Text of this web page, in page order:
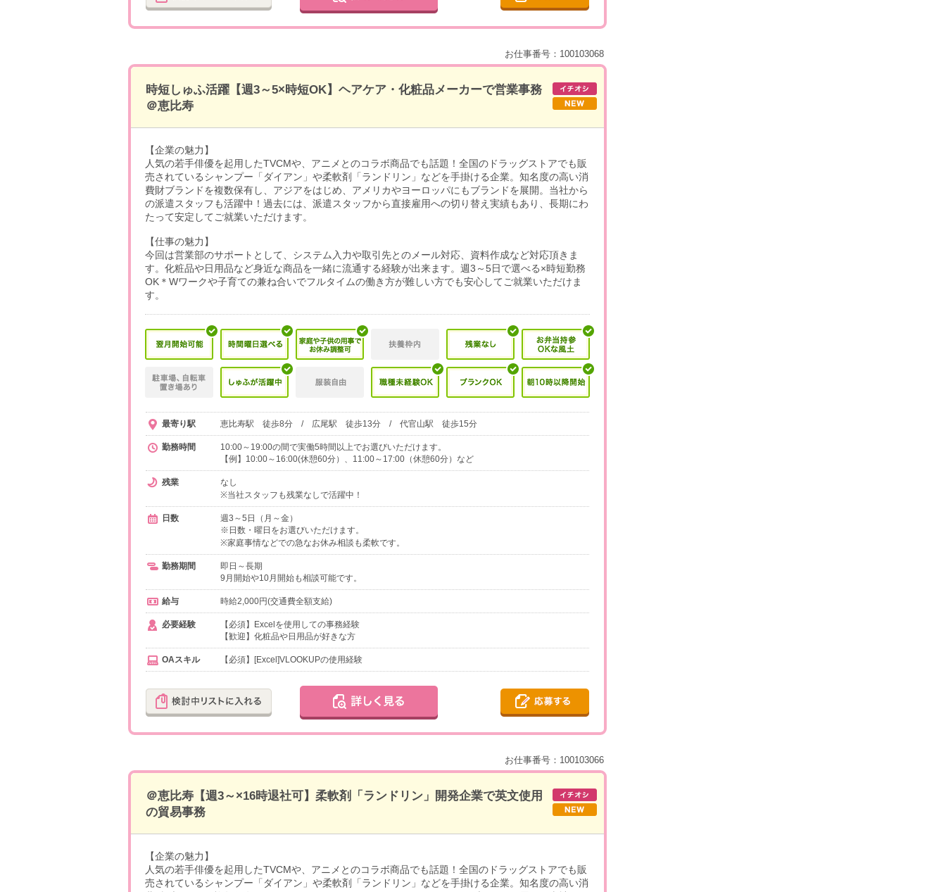
お仕事番号：100103068
時短しゅふ活躍【週3～5×時短OK】ヘアケア・化粧品メーカーで営業事務
＠恵比寿
【企業の魅力】
人気の若手俳優を起用したTVCMや、アニメとのコラボ商品でも話題！全国のドラッグストアでも販
売されているシャンプー「ダイアン」や柔軟剤「ランドリン」などを手掛ける企業。知名度の高い消
費財ブランドを複数保有し、アジアをはじめ、アメリカやヨーロッパにもブランドを展開。当社から
の派遣スタッフも活躍中！過去には、派遣スタッフから直接雇用への切り替え実績もあり、長期にわ
たって安定してご就業いただけます。
【仕事の魅力】
今回は営業部のサポートとして、システム入力や取引先とのメール対応、資料作成など対応頂きま
す。化粧品や日用品など身近な商品を一緒に流通する経験が出来ます。週3～5日で選べる×時短勤務
OK＊Wワークや子育ての兼ね合いでフルタイムの働き方が難しい方でも安心してご就業いただけま
す。
最寄り駅 恵比寿駅 徒歩8分 / 広尾駅 徒歩13分 / 代官山駅 徒歩15分
勤務時間
10:00～19:00の間で実働5時間以上でお選びいただけます。
【例】10:00～16:00(休憩60分）、11:00～17:00（休憩60分）など
残業
なし
※当社スタッフも残業なしで活躍中！
日数
週3～5日（月～金）
※日数・曜日をお選びいただけます。
※家庭事情などでの急なお休み相談も柔軟です。
勤務期間
即日～長期
9月開始や10月開始も相談可能です。
給与 時給2,000円(交通費全額支給)
必要経験
【必須】Excelを使用しての事務経験
【歓迎】化粧品や日用品が好きな方
OAスキル 【必須】[Excel]VLOOKUPの使用経験
お仕事番号：100103066
＠恵比寿【週3～×16時退社可】柔軟剤「ランドリン」開発企業で英文使用
の貿易事務
【企業の魅力】
人気の若手俳優を起用したTVCMや、アニメとのコラボ商品でも話題！全国のドラッグストアでも販
売されているシャンプー「ダイアン」や柔軟剤「ランドリン」などを手掛ける企業。知名度の高い消